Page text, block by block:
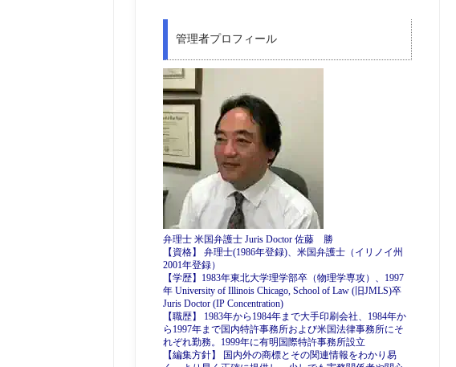
管理者プロフィール
弁理士 米国弁護士 Juris Doctor 佐藤 勝
【資格】 弁理士(1986年登録)、米国弁護士（イリノイ州
2001年登録）
【学歴】1983年東北大学理学部卒（物理学専攻）、1997
年 University of Illinois Chicago, School of Law (旧JMLS)卒
Juris Doctor (IP Concentration)
【職歴】 1983年から1984年まで大手印刷会社、1984年か
ら1997年まで国内特許事務所および米国法律事務所にそ
れぞれ勤務。1999年に有明国際特許事務所設立
【編集方針】 国内外の商標とその関連情報をわかり易